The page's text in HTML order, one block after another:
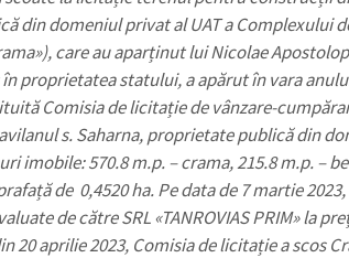
din domeniul privat al UAT a Complexului
»), care au aparținut lui Nicolae
proprietatea statului, a apărut în vara
Comisia de licitație de vânzare-
s. Saharna, proprietate publică din
imobile: 570.8 m.p. – crama, 215.8 m.p. –
de 0,4520 ha. Pe data de 7 martie
de către SRL«TANROVIAS PRIM»la
20 aprilie 2023, Comisia de licitație a scos
MEA
știre + Adaugă titlu
+ Încarcă imagine
Link media + Link media